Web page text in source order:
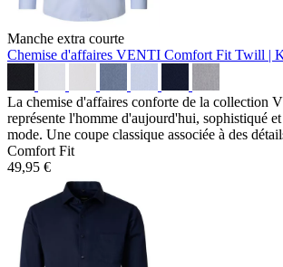
Manche extra courte
Chemise d'affaires VENTI Comfort Fit Twill |
La chemise d'affaires conforte de la collection
représente l'homme d'aujourd'hui, sophistiqué
mode. Une coupe classique associée à des
Comfort Fit
49,95 €